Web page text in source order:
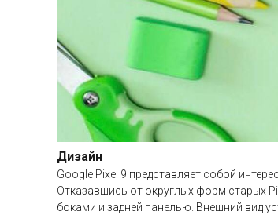
Дизайн
Google Pixel 9 представляет собой
Отказавшись от округлых форм старых
боками и задней панелью. Внешний вид